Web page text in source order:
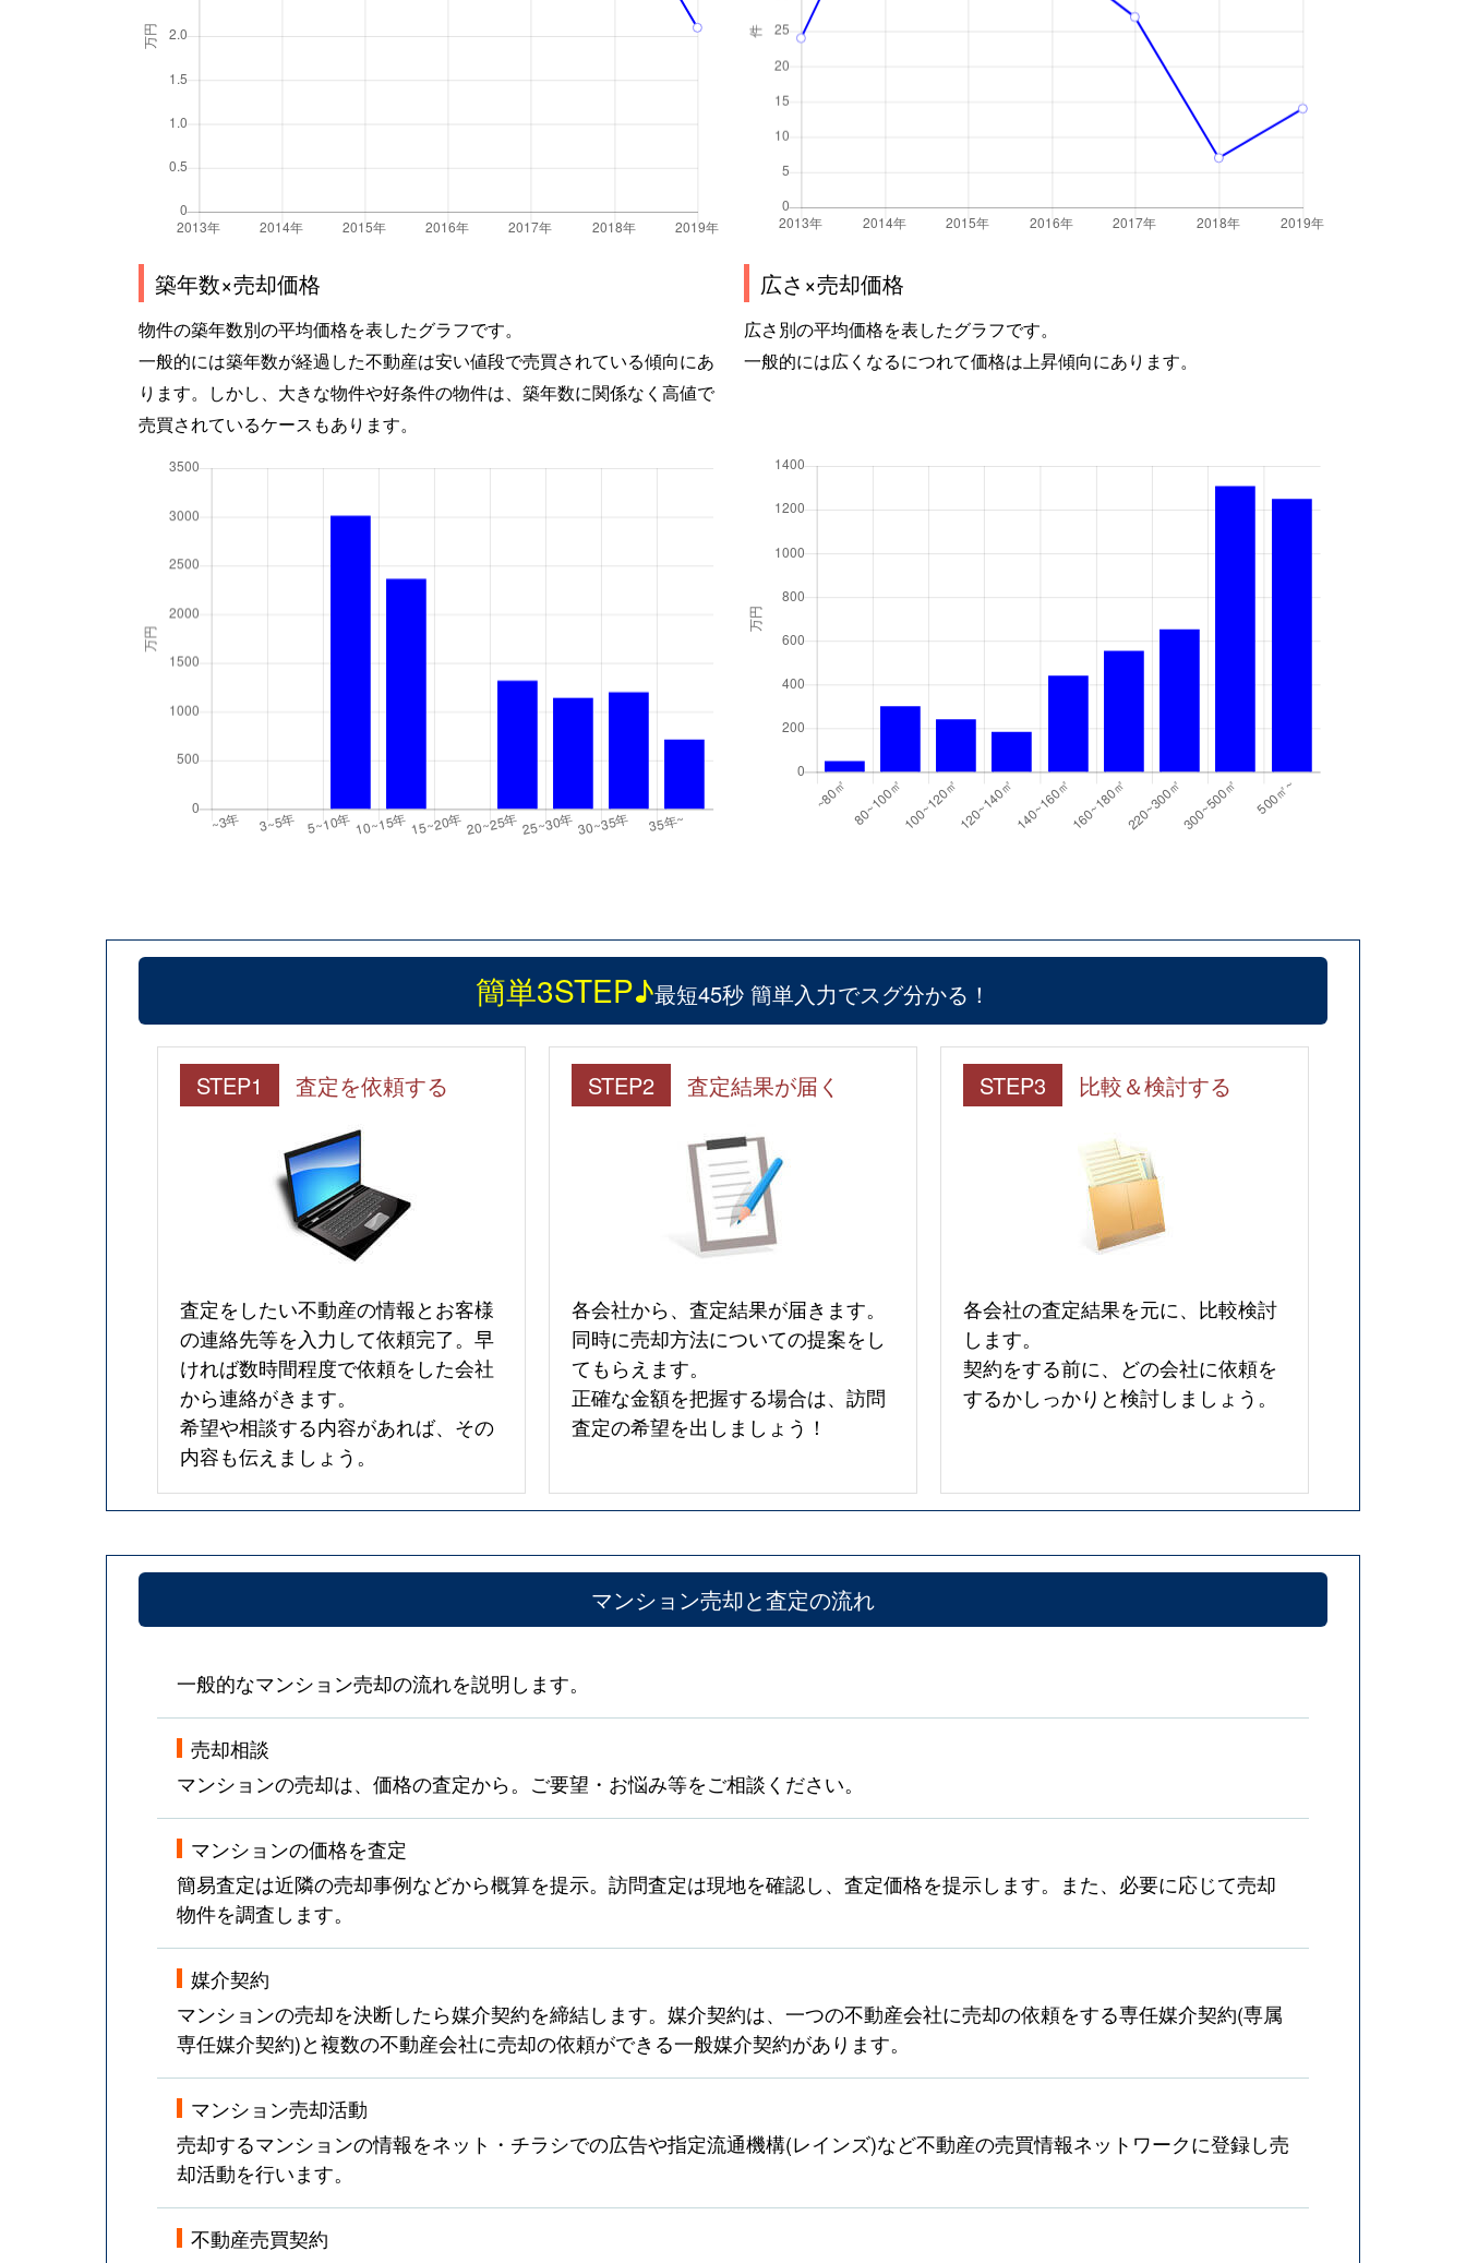
築年数×売却価格
物件の築年数別の平均価格を表したグラフです。
一般的には築年数が経過した不動産は安い値段で売買されている傾向にあ
ります。しかし、大きな物件や好条件の物件は、築年数に関係なく高値で
売買されているケースもあります。
広さ×売却価格
広さ別の平均価格を表したグラフです。
一般的には広くなるにつれて価格は上昇傾向にあります。
簡単3STEP♪最短45秒 簡単入力でスグ分かる！
STEP1 査定を依頼する
査定をしたい不動産の情報とお客様
の連絡先等を入力して依頼完了。早
ければ数時間程度で依頼をした会社
から連絡がきます。
希望や相談する内容があれば、その
内容も伝えましょう。
STEP2 査定結果が届く
各会社から、査定結果が届きます。
同時に売却方法についての提案をし
てもらえます。
正確な金額を把握する場合は、訪問
査定の希望を出しましょう！
STEP3 比較＆検討する
各会社の査定結果を元に、比較検討
します。
契約をする前に、どの会社に依頼を
するかしっかりと検討しましょう。
マンション売却と査定の流れ
一般的なマンション売却の流れを説明します。
売却相談
マンションの売却は、価格の査定から。ご要望・お悩み等をご相談ください。
マンションの価格を査定
簡易査定は近隣の売却事例などから概算を提示。訪問査定は現地を確認し、査定価格を提示します。また、必要に応じて売却
物件を調査します。
媒介契約
マンションの売却を決断したら媒介契約を締結します。媒介契約は、一つの不動産会社に売却の依頼をする専任媒介契約(専属
専任媒介契約)と複数の不動産会社に売却の依頼ができる一般媒介契約があります。
マンション売却活動
売却するマンションの情報をネット・チラシでの広告や指定流通機構(レインズ)など不動産の売買情報ネットワークに登録し売
却活動を行います。
不動産売買契約